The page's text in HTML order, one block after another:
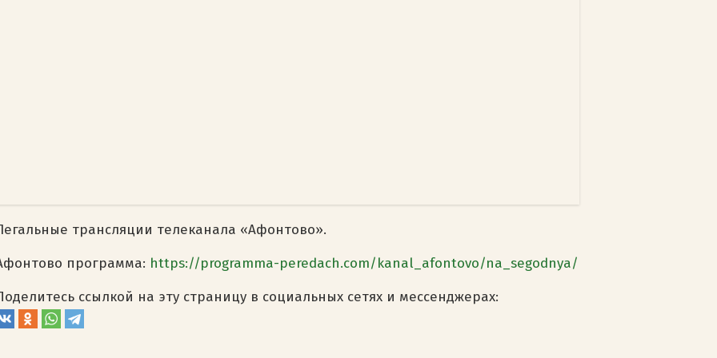
трансляции телеканала «Афонтово».
программа: https://programma-peredach.com/kanal_afontovo/na_segodnya/
ссылкой на эту страницу в социальных сетях и мессенджерах: